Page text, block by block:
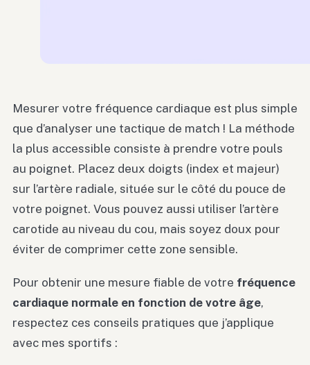
Mesurer votre fréquence cardiaque est plus simple
que d’analyser une tactique de match ! La méthode
la plus accessible consiste à prendre votre pouls
au poignet. Placez deux doigts (index et majeur)
sur l’artère radiale, située sur le côté du pouce de
votre poignet. Vous pouvez aussi utiliser l’artère
carotide au niveau du cou, mais soyez doux pour
éviter de comprimer cette zone sensible.
Pour obtenir une mesure fiable de votre fréquence
cardiaque normale en fonction de votre âge,
respectez ces conseils pratiques que j’applique
avec mes sportifs :